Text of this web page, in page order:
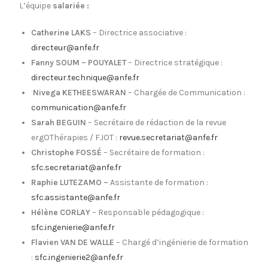
L’équipe salariée :
Catherine LAKS – Directrice associative :
directeur@anfe.fr
Fanny SOUM – POUYALET– Directrice stratégique :
directeur.technique@anfe.fr
Nivega KETHEESWARAN– Chargée de Communication :
communication@anfe.fr
Sarah BEGUIN – Secrétaire de rédaction de la revue
ergOThérapies / FJOT : revue.secretariat@anfe.fr
Christophe FOSSÉ – Secrétaire de formation :
sfc.secretariat@anfe.fr
Raphie LUTEZAMO –Assistante de formation :
sfc.assistante@anfe.fr
Hélène CORLAY– Responsable pédagogique :
sfc.ingenierie@anfe.fr
Flavien VAN DE WALLE – Chargé d’ingénierie de formation
: sfc.ingenierie2@anfe.fr